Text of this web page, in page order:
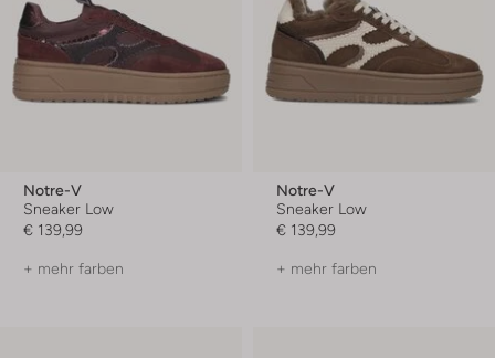
Notre-V
Sneaker Low
€ 139,99
+ mehr farben
Notre-V
Sneaker Low
€ 139,99
+ mehr farben